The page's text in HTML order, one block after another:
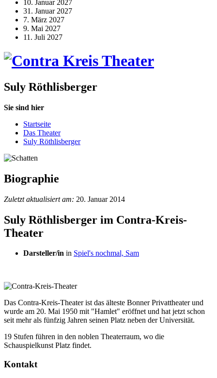
10. Januar 2027
31. Januar 2027
7. März 2027
9. Mai 2027
11. Juli 2027
Suly Röthlisberger
Sie sind hier
Startseite
Das Theater
Suly Röthlisberger
Biographie
Zuletzt aktualisiert am: 20. Januar 2014
Suly Röthlisberger im Contra-Kreis-
Theater
Darsteller/in in Spiel's nochmal, Sam
Das Contra-Kreis-Theater ist das älteste Bonner Privattheater und
wurde am 20. Mai 1950 mit "Hamlet" eröffnet und hat jetzt schon
seit mehr als fünfzig Jahren seinen Platz neben der Universität.
19 Stufen führen in den noblen Theaterraum, wo die
Schauspielkunst Platz findet.
Kontakt